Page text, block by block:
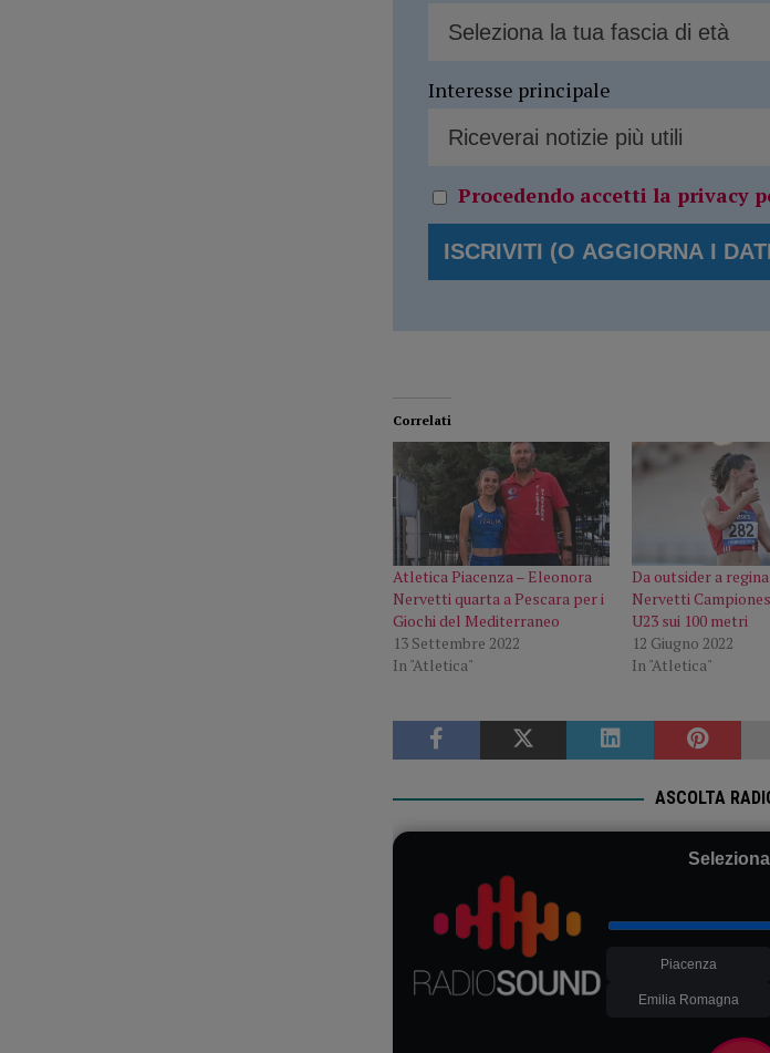
Interesse principale
Procedendo accetti la privacy
Correlati
Atletica Piacenza – Eleonora
Nervetti quarta a Pescara per i
Giochi del Mediterraneo
13 Settembre 2022
In "Atletica"
Da outsider a
Nervetti
U23 sui 100 metri
12 Giugno 2022
In "Atletica"
ASCOLTA
Piacenza
Emilia Romagna